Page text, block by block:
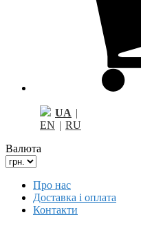
UA |
EN | RU
Валюта
Про нас
Доставка і оплата
Контакти